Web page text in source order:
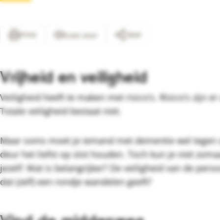
Print Lees voor Deel
Vrijheid en veiligheid
Veiligheid heeft te maken met risico’s. Risico’s zijn
Totale veiligheid bestaat niet.
Maar soms moet je iemand met dementie wel
deur het liefst op slot houden. Toch kun je niet
jezelf: Wat is belangrijker? De veiligheid van de
dat (zelf) een rondje wandelen geeft?